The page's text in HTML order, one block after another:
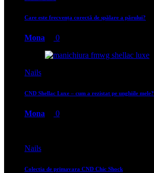
Care este frecvența corectă de spălare a părului?
Mona 0
Nails
CND Shellac Luxe – cum a rezistat pe unghiile mele?
Mona 0
Nails
Colectia de primavara CND Chic Shock